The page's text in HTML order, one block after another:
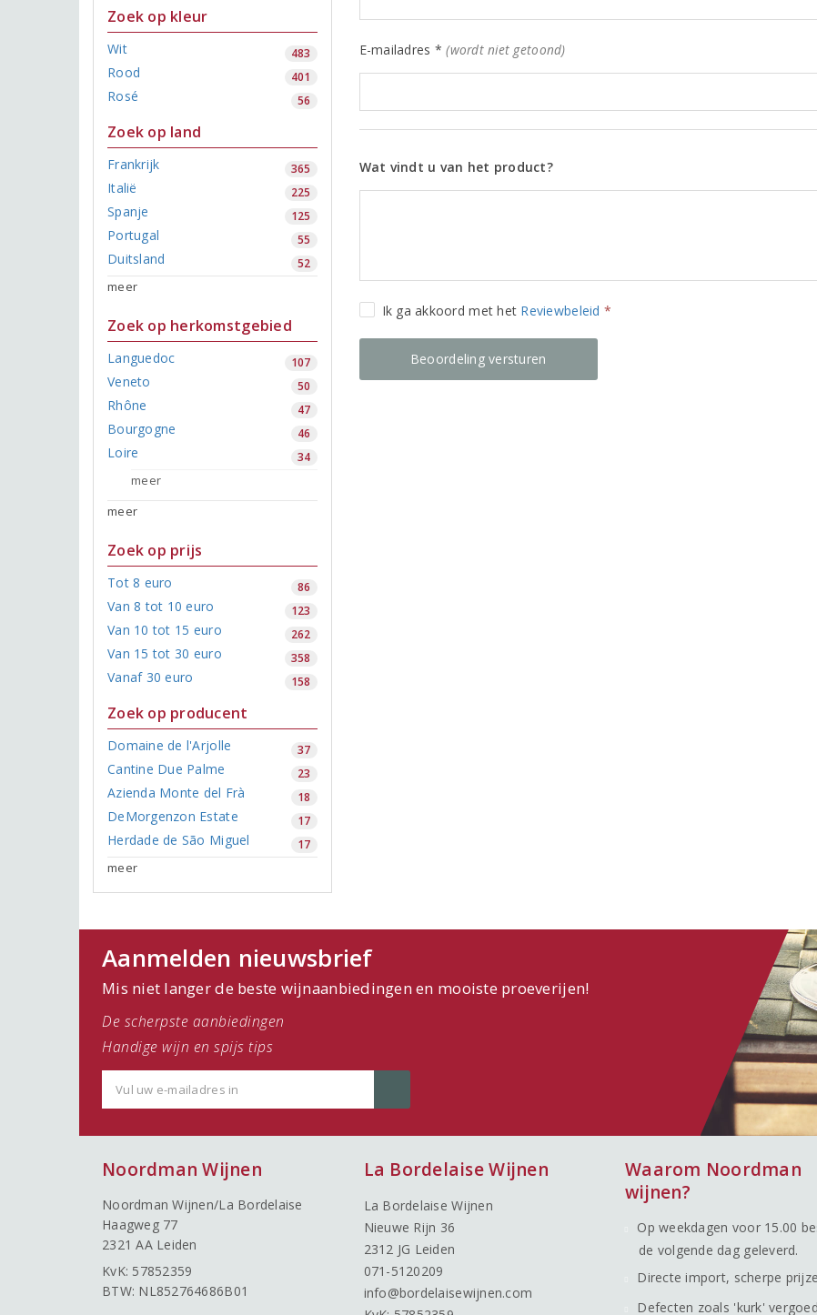
Zoek op kleur
Wit 483
Rood 401
Rosé 56
Zoek op land
Frankrijk 365
Italië 225
Spanje 125
Portugal 55
Duitsland 52
meer
Zoek op herkomstgebied
Languedoc 107
Veneto 50
Rhône 47
Bourgogne 46
Loire 34
meer
meer
Zoek op prijs
Tot 8 euro 86
Van 8 tot 10 euro 123
Van 10 tot 15 euro 262
Van 15 tot 30 euro 358
Vanaf 30 euro 158
Zoek op producent
Domaine de l'Arjolle 37
Cantine Due Palme 23
Azienda Monte del Frà 18
DeMorgenzon Estate 17
Herdade de São Miguel 17
meer
E-mailadres *(wordt niet getoond)
Wat vindt u van het product?
Ik ga akkoord met het Reviewbeleid *
Aanmelden nieuwsbrief
Mis niet langer de beste wijnaanbiedingen en mooiste proeverijen!
De scherpste aanbiedingen
Handige wijn en spijs tips
Noordman Wijnen
Noordman Wijnen/La Bordelaise
Haagweg 77
2321 AA Leiden
KvK: 57852359
BTW: NL852764686B01
La Bordelaise Wijnen
La Bordelaise Wijnen
Nieuwe Rijn 36
2312 JG Leiden
071-5120209
info@bordelaisewijnen.com
Waarom Noordman
wijnen?
Op weekdagen voor 15.00
de volgende dag geleverd.
Directe import, scherpe
Defecten zoals 'kurk'